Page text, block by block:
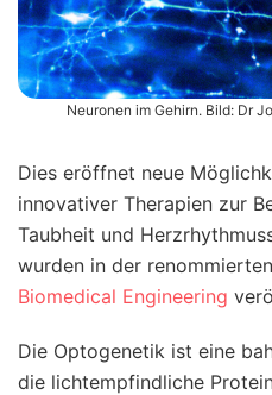
Neuronen im Gehirn. Bild: Dr
Dies eröffnet neue
innovativer Therapien zur
Taubheit und
wurden in der
Biomedical Engineering
Die Optogenetik ist eine
die lichtempfindliche